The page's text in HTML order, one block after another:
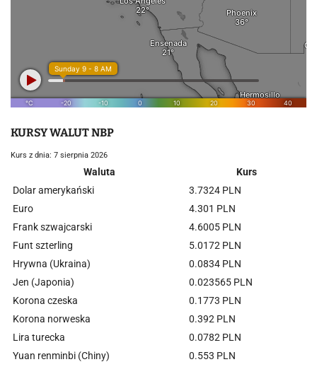
KURSY WALUT NBP
Kurs z dnia: 7 sierpnia 2026
Waluta
Kurs
Dolar amerykański
3.7324 PLN
Euro
4.301 PLN
Frank szwajcarski
4.6005 PLN
Funt szterling
5.0172 PLN
Hrywna (Ukraina)
0.0834 PLN
Jen (Japonia)
0.023565 PLN
Korona czeska
0.1773 PLN
Korona norweska
0.392 PLN
Lira turecka
0.0782 PLN
Yuan renminbi (Chiny)
0.553 PLN